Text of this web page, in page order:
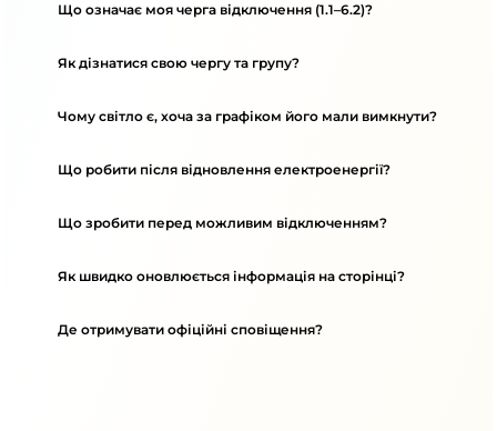
Що означає моя черга відключення (1.1–6.2)?
Як дізнатися свою чергу та групу?
Чому світло є, хоча за графіком його мали вимкнути?
Що робити після відновлення електроенергії?
Що зробити перед можливим відключенням?
Як швидко оновлюється інформація на сторінці?
Де отримувати офіційні сповіщення?